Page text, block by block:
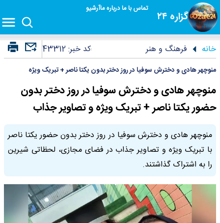
گزاره ۲۴
تماس با مادرباره ماآرشیو
خانه فرهنگ و هنر کد خبر:43312
منوچهر هادی و دخترش سوفیا در روز دختر بدون یکتا ناصر + تبریک ویژه
منوچهر هادی و دخترش سوفیا در روز دختر بدون
حضور یکتا ناصر + تبریک ویژه و تصاویر جذاب
منوچهر هادی و دخترش سوفیا در روز دختر بدون حضور یکتا ناصر
با تبریک ویژه و تصاویر جذاب در فضای مجازی، لحظاتی شیرین
را به اشتراک گذاشتند.